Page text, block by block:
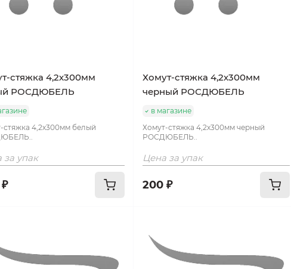
стяжка 4,2х300мм
РОСДЮБЕЛЬ
стяжка 4,2х300мм белый
за упак
Хомут-стяжка 4,2х300мм
черный РОСДЮБЕЛЬ
в магазине
Хомут-стяжка 4,2х300мм черный
РОСДЮБЕЛЬ..
Цена за упак
200 ₽